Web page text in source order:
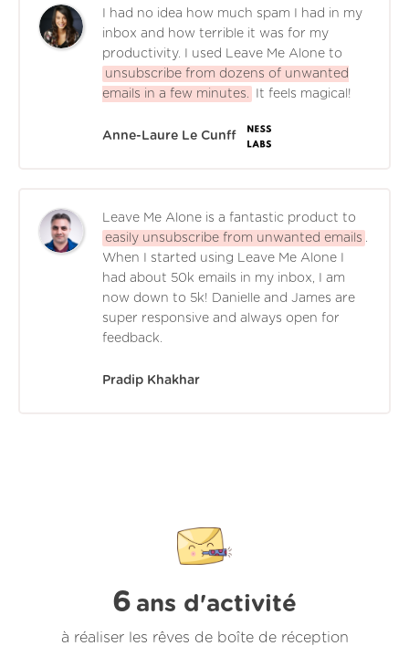
I had no idea how much spam I had in my
inbox and how terrible it was for my
productivity. I used Leave Me Alone to
unsubscribe from dozens of unwanted
emails in a few minutes.
It feels magical!
Anne-Laure Le Cunff
Leave Me Alone is a fantastic product to
easily unsubscribe from unwanted emails
When I started using Leave Me Alone I
had about 50k emails in my inbox, I am
now down to 5k! Danielle and James are
super responsive and always open for
feedback.
Pradip Khakhar
6 ans d'activité
à réaliser les rêves de boîte de réception